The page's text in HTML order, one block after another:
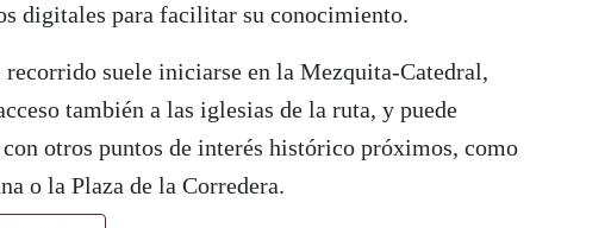
digitales para facilitar su conocimiento.
suele iniciarse en la Mezquita-Catedral,
también a las iglesias de la ruta, y puede
otros puntos de interés histórico próximos, como
o la Plaza de la Corredera.